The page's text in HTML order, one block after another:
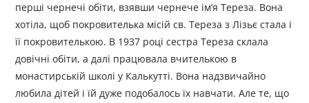
перші чернечі обіти, взявши чернече ім’я Тереза. Вона
хотіла, щоб покровителька місій св. Тереза з Лізьє стала і
її покровителькою. В 1937 році сестра Тереза склала
довічні обіти, а далі працювала вчителькою в
монастирській школі у Калькутті. Вона надзвичайно
любила дітей і їй дуже подобалось їх навчати. Але те, що